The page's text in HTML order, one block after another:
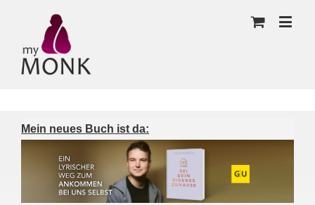
Mein neues Buch ist da: